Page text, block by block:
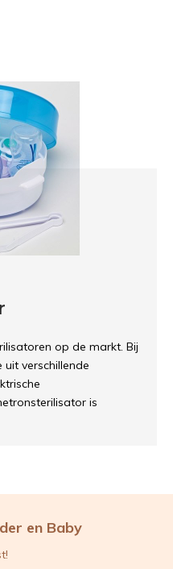
op de markt. Bij
verschillende
is
steriliseren. De
deze manier bewaar je
sterilisator
en Baby